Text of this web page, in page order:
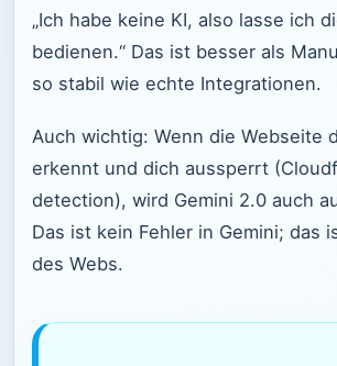
„Ich habe keine KI, also lasse ich
bedienen.“ Das ist besser als
so stabil wie echte Integrationen.
Auch wichtig: Wenn die Webseite
erkennt und dich aussperrt
detection), wird Gemini 2.0 auch
Das ist kein Fehler in Gemini; das
des Webs.